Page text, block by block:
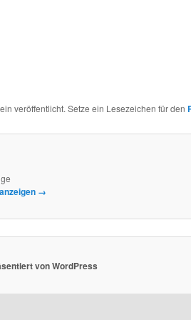
veröffentlicht. Setze ein Lesezeichen für den
→
von WordPress